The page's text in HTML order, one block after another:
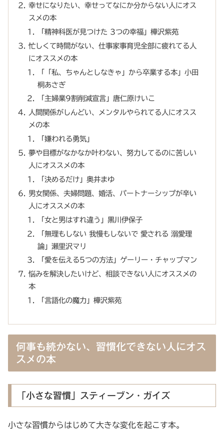
幸せになりたい、幸せってなにか分からない人にオス
スメの本
「精神科医が見つけた 3つの幸福」樺沢紫苑
忙しくて時間がない、仕事家事育児全部に疲れてる人
にオススメの本
「「私、ちゃんとしなきゃ」から卒業する本」小田
桐あさぎ
「主婦業9割削減宣言」唐仁原けいこ
人間関係がしんどい、メンタルやられてる人にオスス
メの本
「嫌われる勇気」
夢や目標がなかなか叶わない、努力してるのに苦しい
人にオススメの本
「決めるだけ」奥井まゆ
男女関係、夫婦問題、婚活、パートナーシップが辛い
人にオススメの本
「女と男はすれ違う」黒川伊保子
「無理もしない 我慢もしないで 愛される 溺愛理
論」瀬里沢マリ
「愛を伝える5つの方法」ゲーリー・チャップマン
悩みを解決したいけど、相談できない人にオススメの
本
「言語化の魔力」樺沢紫苑
何事も続かない、習慣化できない人にオス
スメの本
「小さな習慣」スティーブン・ガイズ
小さな習慣からはじめて大きな変化を起こす本。